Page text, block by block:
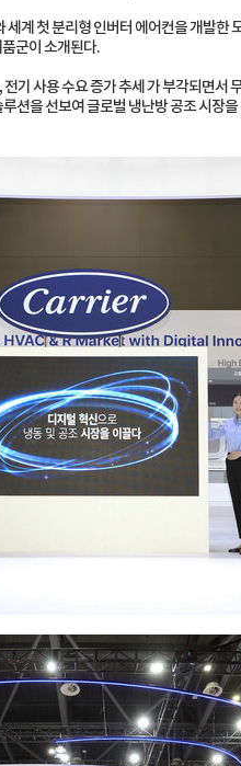
계 첫 분리형 인버터 에어컨을 개발한
품군이 소개된다.
기 사용 수요 증가 추세 가 부각되면서
션을 선보여 글로벌 냉난방 공조 시장